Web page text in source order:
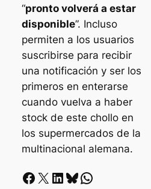
“pronto volverá a estar
disponible”. Incluso
permiten a los usuarios
suscribirse para recibir
una notificación y ser los
primeros en enterarse
cuando vuelva a haber
stock de este chollo en
los supermercados de la
multinacional alemana.
Facebook X LinkedIn Bluesky Whatsapp